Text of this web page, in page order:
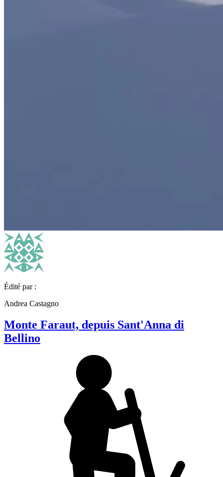
Édité par :
Andrea Castagno
Monte Faraut, depuis Sant'Anna di
Bellino